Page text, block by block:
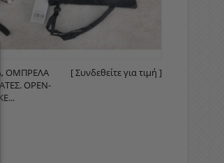
ΟΜΠΡΈΛΑ
OPEN-
[ Συνδεθείτε για τιμή ]